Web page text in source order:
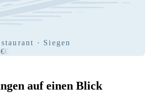
· Siegen
€€
auf einen Blick